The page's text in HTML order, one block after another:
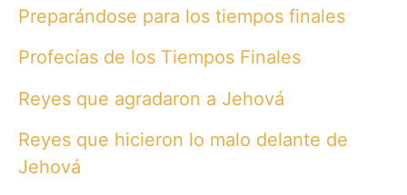
Preparándose para los tiempos finales
Profecías de los Tiempos Finales
Reyes que agradaron a Jehová
Reyes que hicieron lo malo delante de
Jehová